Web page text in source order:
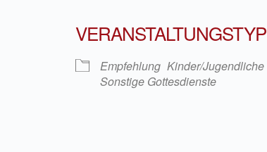
VERANSTALTUNGSTYP
Empfehlung Kinder/Jugendliche
Sonstige Gottesdienste